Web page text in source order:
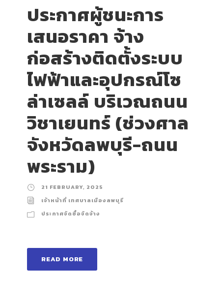
ประกาศผู้ชนะการ
เสนอราคา จ้าง
ก่อสร้างติดตั้งระบบ
ไฟฟ้าและอุปกรณ์โซ
ล่าเซลล์ บริเวณถนน
วิชาเยนทร์ (ช่วงศาล
จังหวัดลพบุรี-ถนน
พระราม)
21 FEBRUARY, 2025
เจ้าหน้าที่ เทศบาลเมืองลพบุรี
ประกาศจัดซื้อจัดจ้าง
READ MORE